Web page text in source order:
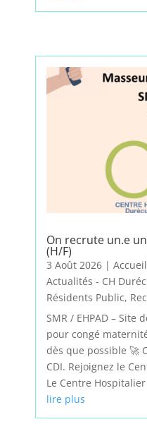
On recrute un.e
(H/F)
3 Août 2026 |
Actualités - CH
Résidents Public,
SMR / EHPAD – Site
pour congé
dès que possible 🚀
CDI. Rejoignez le
Le Centre
lire plus